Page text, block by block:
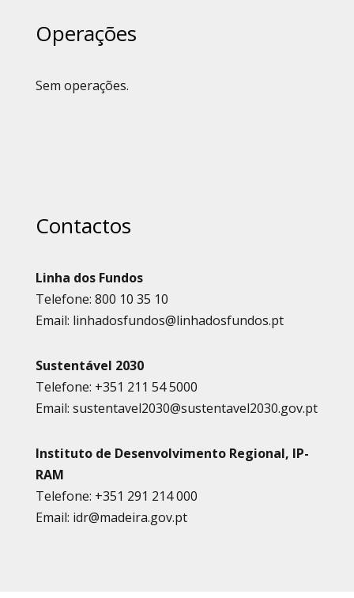
Operações
Sem operações.
Contactos
Linha dos Fundos
Telefone: 800 10 35 10
Email: linhadosfundos@linhadosfundos.pt
Sustentável 2030
Telefone: +351 211 54 5000
Email: sustentavel2030@sustentavel2030.gov.pt
Instituto de Desenvolvimento Regional, IP-
RAM
Telefone: +351 291 214 000
Email: idr@madeira.gov.pt